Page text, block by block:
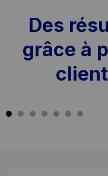
Des
grâce à